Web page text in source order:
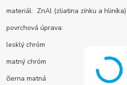
materiál: ZnAl (zliatina zínku a hliníka)
povrchová úprava:
lesklý chróm
matný chróm
čierna matná